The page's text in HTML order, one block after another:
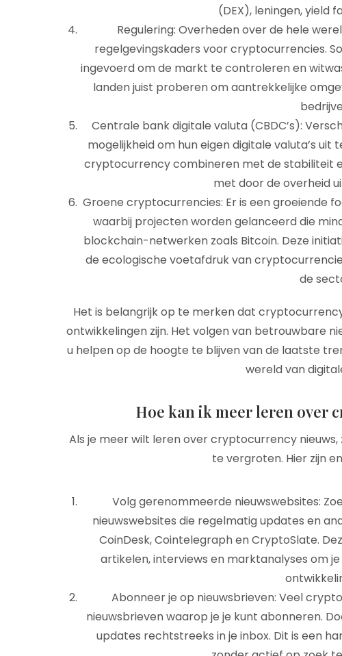
(DEX), leningen, yield
Regulering: Overheden over de hele
regelgevingskaders voor cryptocurrencies.
ingevoerd om de markt te controleren en
landen juist proberen om aantrekkelijke
Centrale bank digitale valuta (CBDC’s):
mogelijkheid om hun eigen digitale valuta’s uit
cryptocurrency combineren met de stabiliteit
met door de overheid
Groene cryptocurrencies: Er is een groeiende
waarbij projecten worden gelanceerd die
blockchain-netwerken zoals Bitcoin. Deze
de ecologische voetafdruk van
de
Het is belangrijk op te merken dat
ontwikkelingen zijn. Het volgen van betrouwbare
u helpen op de hoogte te blijven van de laatste
wereld van
Hoe kan ik meer leren over
Als je meer wilt leren over cryptocurrency
te vergroten. Hier zijn
Volg gerenommeerde nieuwswebsites:
nieuwswebsites die regelmatig updates en
CoinDesk, Cointelegraph en CryptoSlate.
artikelen, interviews en marktanalyses om
Abonneer je op nieuwsbrieven: Veel
nieuwsbrieven waarop je je kunt abonneren.
updates rechtstreeks in je inbox. Dit is een